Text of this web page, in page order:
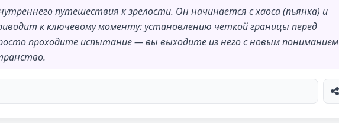
путешествия к зрелости. Он начинается с хаоса (пьянка) и
к ключевому моменту: установлению четкой границы перед
проходите испытание — вы выходите из него с новым пониманием